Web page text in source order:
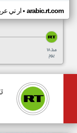
ار تي• arabic.rt.com
منذ ١٨
يوم